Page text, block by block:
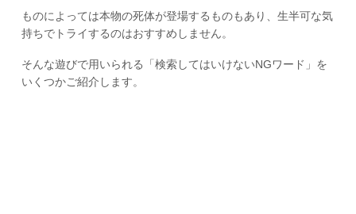
ものによっては本物の死体が登場するものもあり、生半可な気
持ちでトライするのはおすすめしません。
そんな遊びで用いられる「検索してはいけないNGワード」を
いくつかご紹介します。